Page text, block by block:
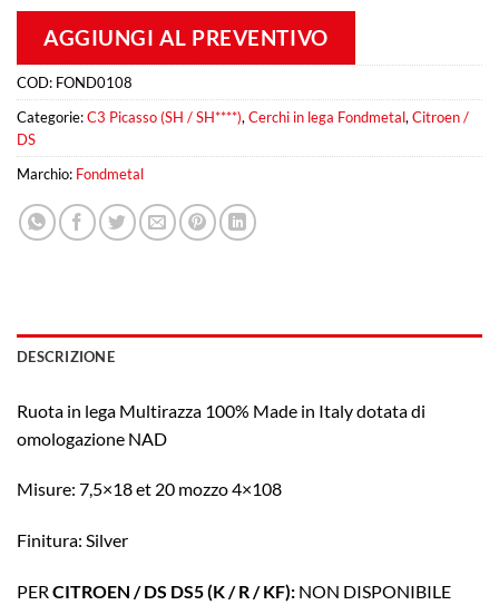
AGGIUNGI AL PREVENTIVO
COD: FOND0108
Categorie:C3 Picasso (SH / SH****), Cerchi in lega Fondmetal, Citroen /
DS
Marchio: Fondmetal
DESCRIZIONE
Ruota in lega Multirazza 100% Made in Italy dotata di
omologazione NAD
Misure: 7,5×18 et 20 mozzo 4×108
Finitura: Silver
PER CITROEN / DS DS5 (K / R / KF): NON DISPONIBILE